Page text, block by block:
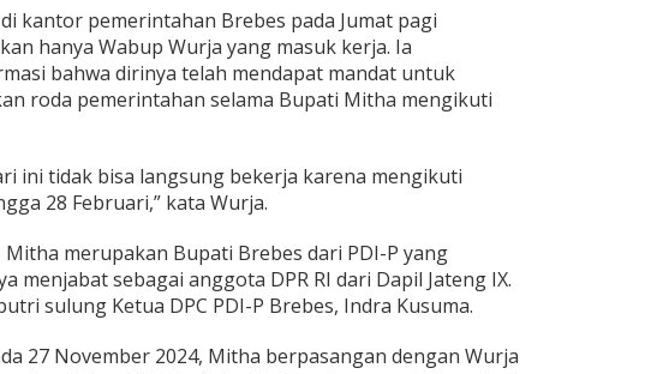
kantor pemerintahan Brebes pada Jumat pagi
hanya Wabup Wurja yang masuk kerja. Ia
bahwa dirinya telah mendapat mandat untuk
roda pemerintahan selama Bupati Mitha mengikuti
ini tidak bisa langsung bekerja karena mengikuti
28 Februari,” kata Wurja.
merupakan Bupati Brebes dari PDI-P yang
menjabat sebagai anggota DPR RI dari Dapil Jateng IX.
sulung Ketua DPC PDI-P Brebes, Indra Kusuma.
27 November 2024, Mitha berpasangan dengan Wurja